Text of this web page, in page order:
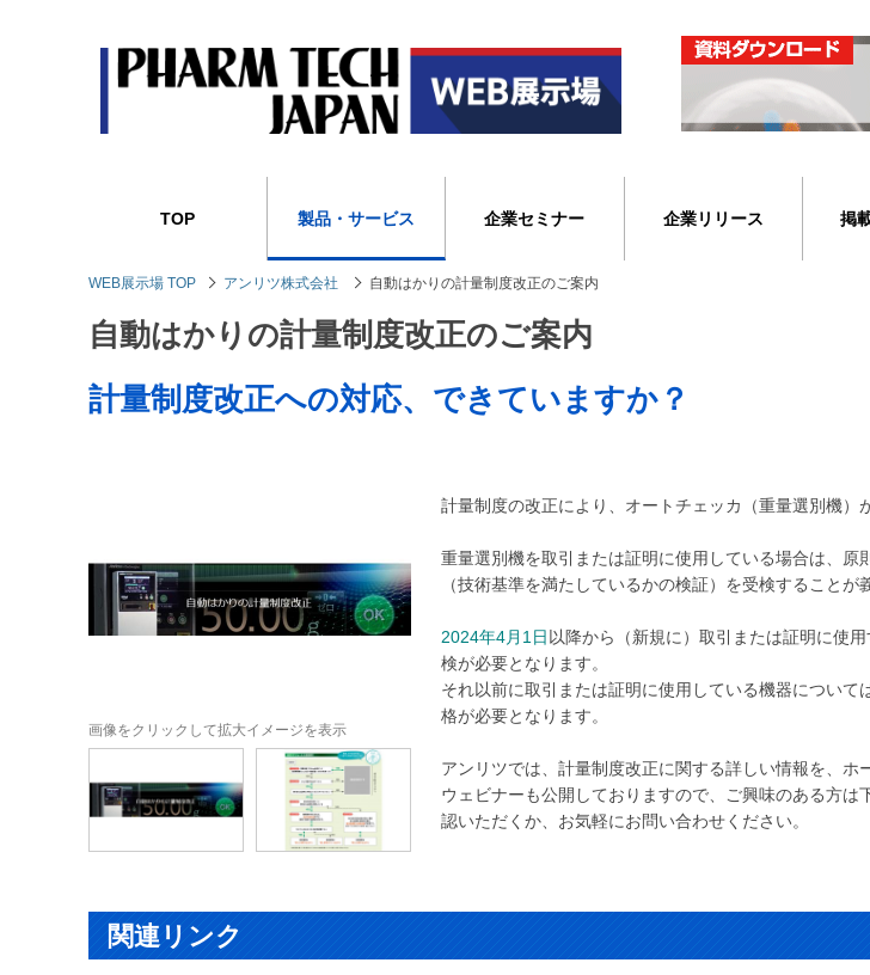
TOP 製品・サービス 企業セミナー 企業リリース 掲
WEB展示場 TOP アンリツ株式会社 自動はかりの計量制度改正のご案内
自動はかりの計量制度改正のご案内
計量制度改正への対応、できていますか？
画像をクリックして拡大イメージを表示
計量制度の改正により、オートチェッカ（重量選別機）
重量選別機を取引または証明に使用している場合は、原
（技術基準を満たしているかの検証）を受検することが
2024年4月1日以降から（新規に）取引または証明に使
検が必要となります。
それ以前に取引または証明に使用している機器については
格が必要となります。
アンリツでは、計量制度改正に関する詳しい情報を、ホ
ウェビナーも公開しておりますので、ご興味のある方は
認いただくか、お気軽にお問い合わせください。
関連リンク